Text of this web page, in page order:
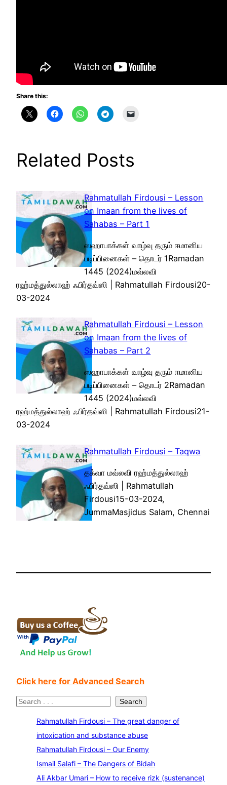
Share this:
Related Posts
Rahmatullah Firdousi – Lesson
on Imaan from the lives of
Sahabas – Part 1
ஸஹாபாக்கள் வாழ்வு தரும் ஈமானிய
படிப்பினைகள் – தொடர் 1Ramadan
1445 (2024)மவ்லவி
ரஹ்மத்துல்லாஹ் ஃபிர்தவ்ஸி | Rahmatullah Firdousi20-
03-2024
Rahmatullah Firdousi – Lesson
on Imaan from the lives of
Sahabas – Part 2
ஸஹாபாக்கள் வாழ்வு தரும் ஈமானிய
படிப்பினைகள் – தொடர் 2Ramadan
1445 (2024)மவ்லவி
ரஹ்மத்துல்லாஹ் ஃபிர்தவ்ஸி | Rahmatullah Firdousi21-
03-2024
Rahmatullah Firdousi – Taqwa
தக்வா மவ்லவி ரஹ்மத்துல்லாஹ்
ஃபிர்தவ்ஸி | Rahmatullah
Firdousi15-03-2024,
JummaMasjidus Salam, Chennai
Click here for Advanced Search
S
Search
Rahmatullah Firdousi – The great danger of
intoxication and substance abuse
Rahmatullah Firdousi – Our Enemy
Ismail Salafi – The Dangers of Bidah
Ali Akbar Umari – How to receive rizk (sustenance)